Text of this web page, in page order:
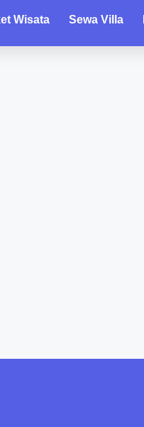
Wisata Sewa Villa